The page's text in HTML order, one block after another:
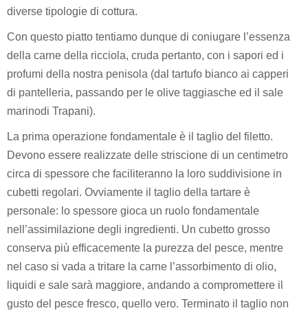
diverse tipologie di cottura.
Con questo piatto tentiamo dunque di coniugare l’essenza
della carne della ricciola, cruda pertanto, con i sapori ed i
profumi della nostra penisola (dal tartufo bianco ai capperi
di pantelleria, passando per le olive taggiasche ed il sale
marinodi Trapani).
La prima operazione fondamentale è il taglio del filetto.
Devono essere realizzate delle striscione di un centimetro
circa di spessore che faciliteranno la loro suddivisione in
cubetti regolari. Ovviamente il taglio della tartare è
personale: lo spessore gioca un ruolo fondamentale
nell’assimilazione degli ingredienti. Un cubetto grosso
conserva più efficacemente la purezza del pesce, mentre
nel caso si vada a tritare la carne l’assorbimento di olio,
liquidi e sale sarà maggiore, andando a compromettere il
gusto del pesce fresco, quello vero. Terminato il taglio non